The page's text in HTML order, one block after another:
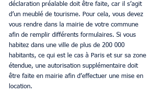
déclaration préalable doit être faite, car il s’agit
d’un meublé de tourisme. Pour cela, vous devez
vous rendre dans la mairie de votre commune
afin de remplir différents formulaires. Si vous
habitez dans une ville de plus de 200 000
habitants, ce qui est le cas à Paris et sur sa zone
étendue, une autorisation supplémentaire doit
être faite en mairie afin d’effectuer une mise en
location.